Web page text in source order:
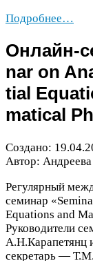
Подробнее…
Онлайн-​
nar on
tial
mat­i­cal
Создано: 19.04.
Автор:
Регулярный
семинар
Equa­tions and
Руководители
А.Н.Карапетянц
секретарь —